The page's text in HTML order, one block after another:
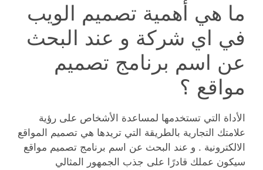
ما هي أهمية تصميم الويب
في اي شركة و عند البحث
عن اسم برنامج تصميم
مواقع ؟
الأداة التي تستخدمها لمساعدة الأشخاص على رؤية
علامتك التجارية بالطريقة التي تريدها هي تصميم المواقع
الالكترونية . و عند البحث عن اسم برنامج تصميم مواقع
سيكون عملك قادرًا على جذب الجمهور المثالي